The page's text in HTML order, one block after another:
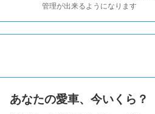
管理が出来るようになります
あなたの愛車、今いくら？